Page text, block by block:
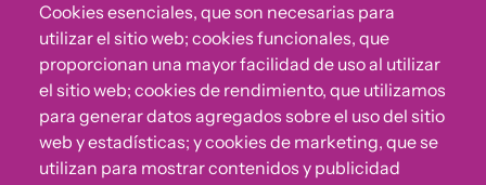
Cookies esenciales, que son necesarias para
utilizar el sitio web; cookies funcionales, que
proporcionan una mayor facilidad de uso al utilizar
el sitio web; cookies de rendimiento, que utilizamos
para generar datos agregados sobre el uso del sitio
web y estadísticas; y cookies de marketing, que se
utilizan para mostrar contenidos y publicidad